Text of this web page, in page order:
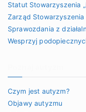
Statut Stowarzyszenia
Zarząd Stowarzyszenia
Sprawozdania z
Wesprzyj
Czym jest autyzm?
Objawy autyzmu